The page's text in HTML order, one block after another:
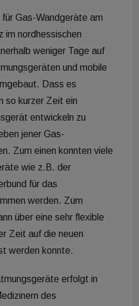
für Gas-Wandgeräte am
im nordhessischen
weniger Tage auf
und mobile
Dass es
so kurzer Zeit ein
entwickeln zu
jener Gas-
Zum einen konnten viele
wie z.B. der
für das
werden. Zum
über eine sehr flexible
Zeit auf die neuen
werden konnte.
erfolgt in
des